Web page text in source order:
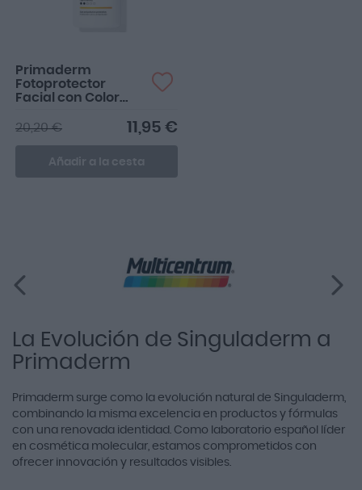
Primaderm
Fotoprotector
Facial con Color
Urban SPF50+ 50ml11,95 €
20,20 €
Añadir a la cesta
La Evolución de Singuladerm a
Primaderm
Primaderm surge como la evolución natural de Singuladerm,
combinando la misma excelencia en productos y fórmulas
con una renovada identidad. Como laboratorio español líder
en cosmética molecular, estamos comprometidos con
ofrecer innovación y resultados visibles.